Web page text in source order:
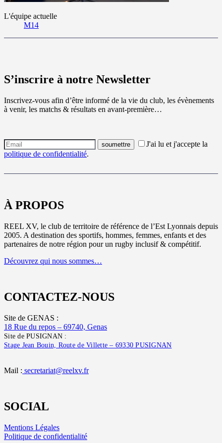
L'équipe actuelle
M14
S’inscrire à notre Newsletter
Inscrivez-vous afin d’être informé de la vie du club, les évènements
à venir, les matchs & résultats en avant-première…
J'ai lu et j'accepte la
politique de confidentialité.
À PROPOS
REEL XV, le club de territoire de référence de l’Est Lyonnais depuis
2005. A destination des sportifs, hommes, femmes, enfants et des
partenaires de notre région pour un rugby inclusif & compétitif.
Découvrez qui nous sommes…
CONTACTEZ-NOUS
Site de GENAS :
18 Rue du repos – 69740, Genas
Site de PUSIGNAN :
Stage Jean Bouin, Route de Villette – 69330 PUSIGNAN
Mail : secretariat@reelxv.fr
SOCIAL
Mentions Légales
Politique de confidentialité